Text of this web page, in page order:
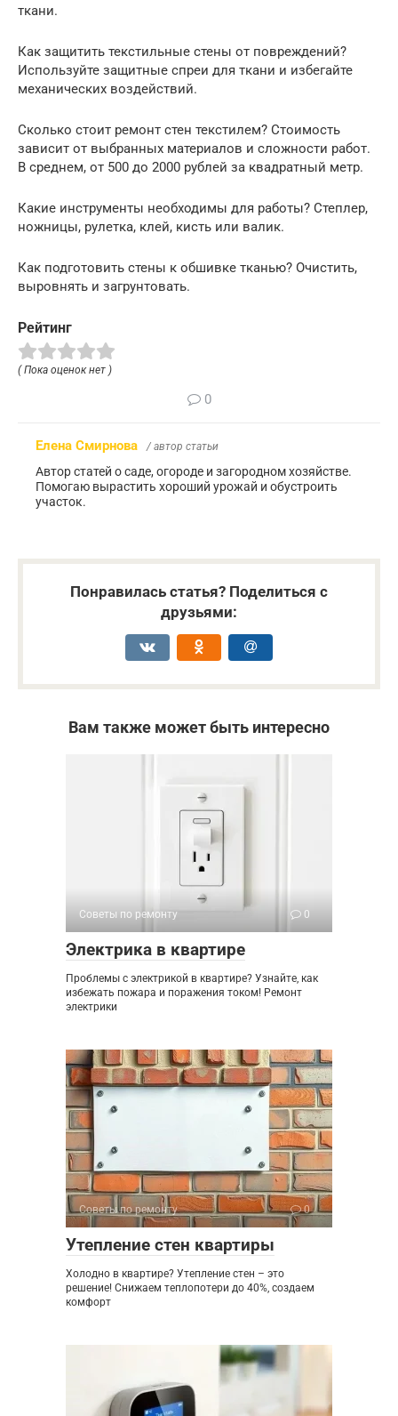
ткани.
Как защитить текстильные стены от повреждений?
Используйте защитные спреи для ткани и избегайте
механических воздействий.
Сколько стоит ремонт стен текстилем? Стоимость
зависит от выбранных материалов и сложности работ.
В среднем, от 500 до 2000 рублей за квадратный метр.
Какие инструменты необходимы для работы? Степлер,
ножницы, рулетка, клей, кисть или валик.
Как подготовить стены к обшивке тканью? Очистить,
выровнять и загрунтовать.
Рейтинг
( Пока оценок нет )
0
Елена Смирнова / автор статьи
Автор статей о саде, огороде и загородном хозяйстве.
Помогаю вырастить хороший урожай и обустроить
участок.
Понравилась статья? Поделиться с
друзьями:
Вам также может быть интересно
Советы по ремонту 0
Электрика в квартире
Проблемы с электрикой в квартире? Узнайте, как
избежать пожара и поражения током! Ремонт
электрики
Советы по ремонту 0
Утепление стен квартиры
Холодно в квартире? Утепление стен – это
решение! Снижаем теплопотери до 40%, создаем
комфорт